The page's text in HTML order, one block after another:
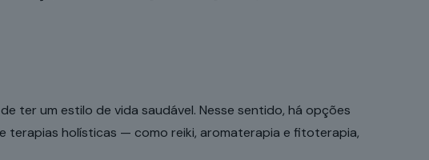
ter um estilo de vida saudável. Nesse sentido, há opções
terapias holísticas — como reiki, aromaterapia e fitoterapia,